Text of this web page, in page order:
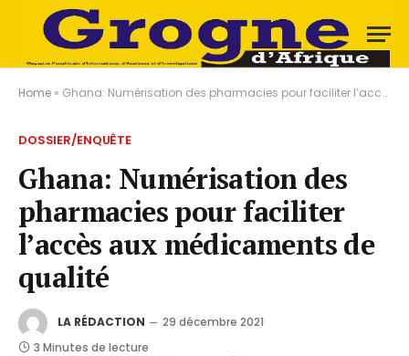
Home » Ghana: Numérisation des pharmacies pour faciliter l’accès aux médicaments de qualité
DOSSIER/ENQUÊTE
Ghana: Numérisation des
pharmacies pour faciliter
l’accès aux médicaments de
qualité
LA RÉDACTION
29 décembre 2021
3 Minutes de lecture